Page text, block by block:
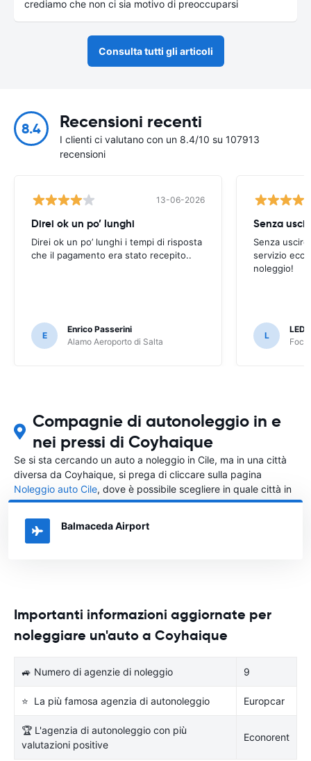
crediamo che non ci sia motivo di preoccuparsi
Consulta tutti gli articoli
8.4 Recensioni recenti
I clienti ci valutano con un 8.4/10 su 107913
recensioni
13-06-2026
Direi ok un po’ lunghi
Direi ok un po’ lunghi i tempi di risposta
che il pagamento era stato recepito..
E
Enrico Passerini
Alamo Aeroporto di Salta
Senza
Senza
servizio
noleggio!
L
LEDA
Compagnie di autonoleggio in e
nei pressi di Coyhaique
Se si sta cercando un auto a noleggio in Cile, ma in una città
diversa da Coyhaique, si prega di cliccare sulla pagina
Noleggio auto Cile, dove è possibile scegliere in quale città in
Cile si vuole noleggiare l'auto.
Balmaceda Airport
Importanti informazioni aggiornate per
noleggiare un'auto a Coyhaique
🚙 Numero di agenzie di noleggio 9
⭐ La più famosa agenzia di autonoleggio Europcar
🏆 L'agenzia di autonoleggio con più
valutazioni positive
Econorent